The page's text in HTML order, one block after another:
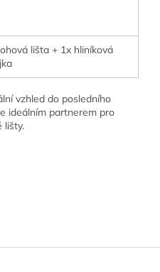
lišta + 1x hliníková
vzhled do posledního
ideálním partnerem pro
lišty.